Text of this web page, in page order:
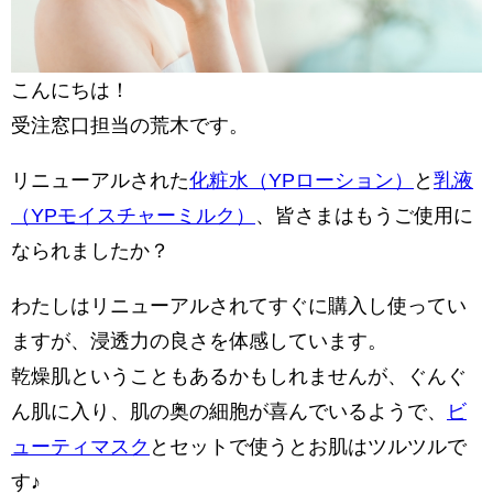
こんにちは！
受注窓口担当の荒木です。
リニューアルされた化粧水（YPローション） と 乳液
（YPモイスチャーミルク）
、皆さまはもうご使用に
なられましたか？
わたしはリニューアルされてすぐに購入し使ってい
ますが、浸透力の良さを体感しています。
乾燥肌ということもあるかもしれませんが、ぐんぐ
ん肌に入り、肌の奥の細胞が喜んでいるようで、
ビ
ューティマスク とセットで使うとお肌はツルツルで
す♪